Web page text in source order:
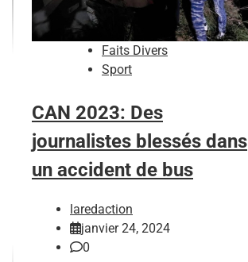
Faits Divers
Sport
CAN 2023: Des
journalistes blessés dans
un accident de bus
laredaction
janvier 24, 2024
0